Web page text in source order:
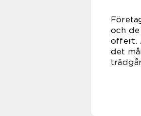
och
offert.
det